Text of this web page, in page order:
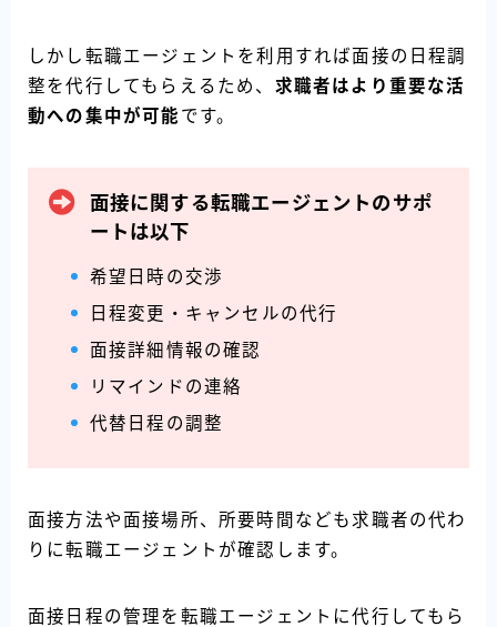
しかし転職エージェントを利用すれば面接の日程調
整を代行してもらえるため、 求職者はより重要な活
動への集中が可能 です。
面接に関する転職エージェントのサポ
ートは以下
希望日時の交渉
日程変更・キャンセルの代行
面接詳細情報の確認
リマインドの連絡
代替日程の調整
面接方法や面接場所、所要時間なども求職者の代わ
りに転職エージェントが確認します。
面接日程の管理を転職エージェントに代行してもら